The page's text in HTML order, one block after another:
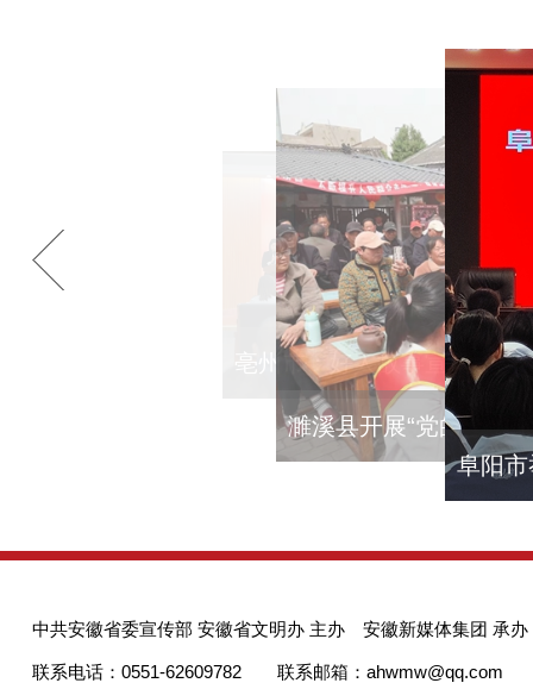
阜阳
濉溪县开展“党的二十
亳州市：好人故事宣讲 “声”
中共安徽省委宣传部 安徽省文明办 主办 安徽新媒体集团 承
联系电话：0551-62609782 联系邮箱：ahwmw@qq.com